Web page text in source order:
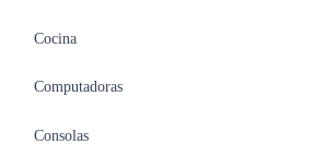
Cocina
Computadoras
Consolas